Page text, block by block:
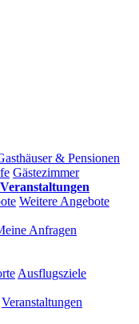
& Pensionen
Gästezimmer
Veranstaltungen
Weitere Angebote
Anfragen
Ausflugsziele
Veranstaltungen